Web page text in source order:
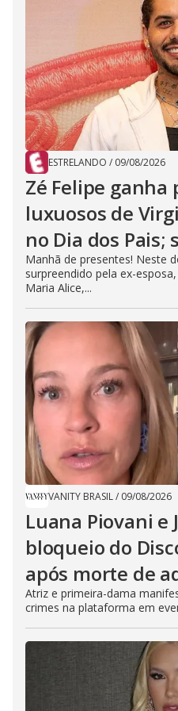
ESTRELANDO / 09/08/2026
Zé Felipe ganha
luxuosos de
no Dia dos Pais;
Manhã de presentes! Neste
surpreendido pela ex-
Maria Alice,...
VANITY BRASIL/ 09/08/2026
Luana Piovani e
bloqueio do
após morte de
Atriz e primeira-dama
crimes na plataforma em